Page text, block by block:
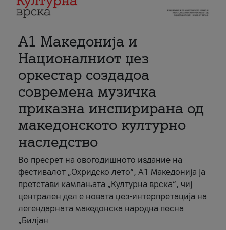
А1 Македонија и
Националниот џез
оркестар создадоа
современа музичка
приказна инспирирана од
македонското културно
наследство
Во пресрет на овогодишното издание на
фестивалот „Охридско лето“, А1 Македонија ја
претстави кампањата „Културна врска“, чиј
централен дел е новата џез-интерпретација на
легендарната македонска народна песна
„Билјан